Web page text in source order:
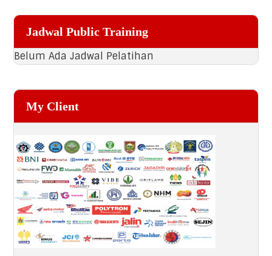
Primary
Sidebar
Jadwal Public Training
Belum Ada Jadwal Pelatihan
My Client